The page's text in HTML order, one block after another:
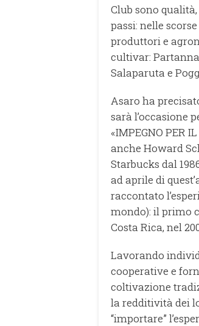
Club sono
passi: nelle
produttori e
cultivar:
Salaparuta e
Asaro ha
sarà l’occasione
«IMPEGNO PER
anche Howard
Starbucks dal
ad aprile di
raccontato
mondo): il primo
Costa Rica, nel
Lavorando
cooperative e
coltivazione
la redditività dei
“importare”